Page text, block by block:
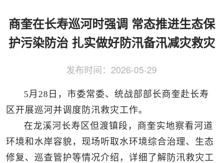
侨务工作 区县动态 统战历史文化
商奎在长寿巡河时强调 常态推进生态保
护污染防治 扎实做好防汛备汛减灾救灾
发布时间： 2026-05-29
5月28日，市委常委、统战部部长商奎赴长寿
区开展巡河并调度防汛救灾工作。
在龙溪河长寿区但渡镇段，商奎实地察看河道
环境和水岸容貌，现场听取水环境综合治理、生态
修复、巡查管护等情况介绍，详细了解防汛救灾工